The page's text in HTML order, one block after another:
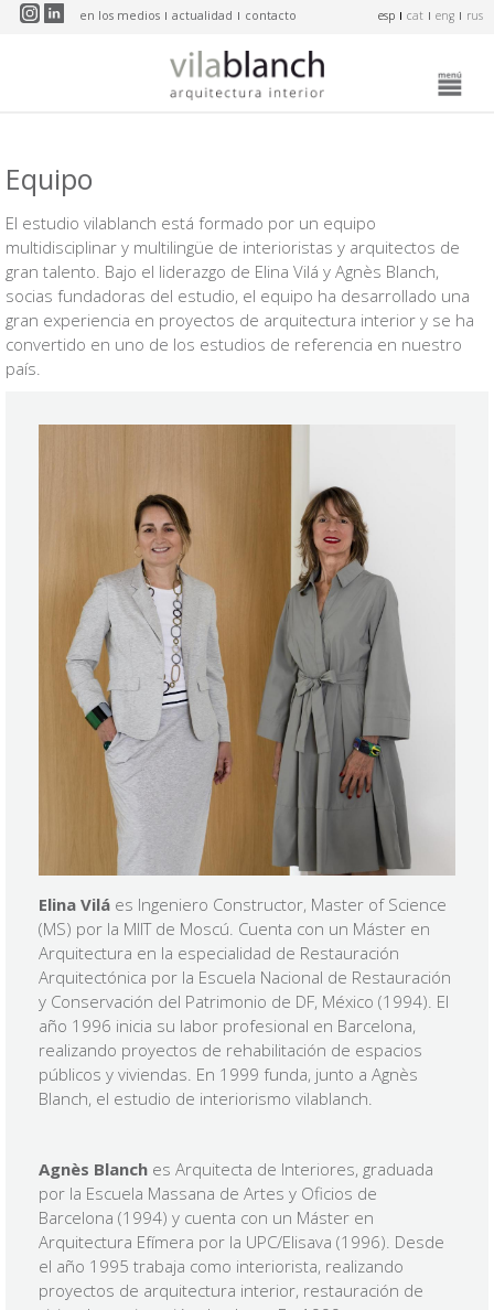
Pasar al contenido principal
en los medios actualidad contacto esp cat eng rus
Equipo
El estudio vilablanch está formado por un equipo
multidisciplinar y multilingüe de interioristas y arquitectos de
gran talento. Bajo el liderazgo de Elina Vilá y Agnès Blanch,
socias fundadoras del estudio, el equipo ha desarrollado una
gran experiencia en proyectos de arquitectura interior y se ha
convertido en uno de los estudios de referencia en nuestro
país.
Elina Vilá es Ingeniero Constructor, Master of Science
(MS) por la MIIT de Moscú. Cuenta con un Máster en
Arquitectura en la especialidad de Restauración
Arquitectónica por la Escuela Nacional de Restauración
y Conservación del Patrimonio de DF, México (1994). El
año 1996 inicia su labor profesional en Barcelona,
realizando proyectos de rehabilitación de espacios
públicos y viviendas. En 1999 funda, junto a Agnès
Blanch, el estudio de interiorismo vilablanch.
Agnès Blanch es Arquitecta de Interiores, graduada
por la Escuela Massana de Artes y Oficios de
Barcelona (1994) y cuenta con un Máster en
Arquitectura Efímera por la UPC/Elisava (1996). Desde
el año 1995 trabaja como interiorista, realizando
proyectos de arquitectura interior, restauración de